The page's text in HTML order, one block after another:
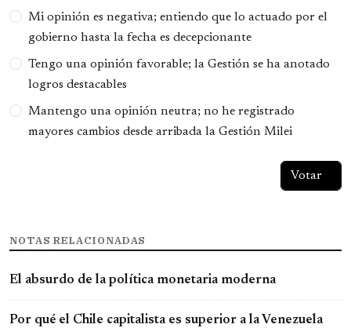
Opciones
Mi opinión es negativa; entiendo que lo actuado por el
gobierno hasta la fecha es decepcionante
Tengo una opinión favorable; la Gestión se ha anotado
logros destacables
Mantengo una opinión neutra; no he registrado
mayores cambios desde arribada la Gestión Milei
NOTAS RELACIONADAS
El absurdo de la política monetaria moderna
Por qué el Chile capitalista es superior a la Venezuela